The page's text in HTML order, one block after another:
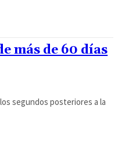
más de 60 días
segundos posteriores a la